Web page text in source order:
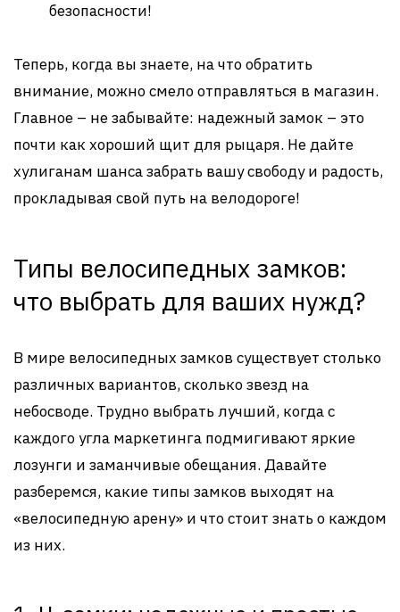
безопасности!
Теперь, когда вы знаете, на что обратить
внимание, можно смело отправляться в магазин.
Главное – не забывайте: надежный замок – это
почти как хороший щит для рыцаря. Не дайте
хулиганам шанса забрать вашу свободу и радость,
прокладывая свой путь на велодороге!
Типы велосипедных замков:
что выбрать для ваших нужд?
В мире велосипедных замков существует столько
различных вариантов, сколько звезд на
небосводе. Трудно выбрать лучший, когда с
каждого угла маркетинга подмигивают яркие
лозунги и заманчивые обещания. Давайте
разберемся, какие типы замков выходят на
«велосипедную арену» и что стоит знать о каждом
из них.